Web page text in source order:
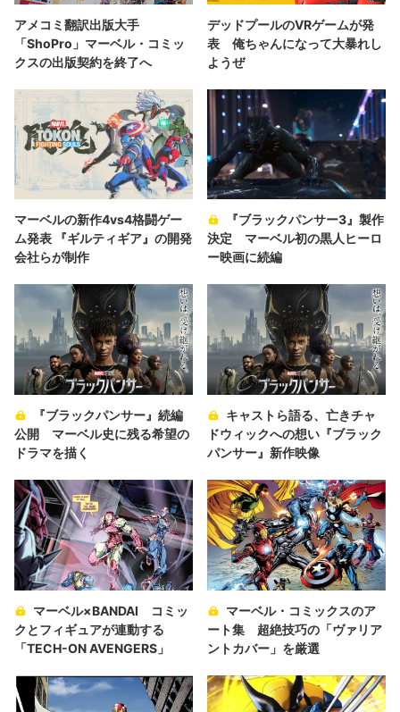
アメコミ翻訳出版大手
「ShoPro」マーベル・コミッ
クスの出版契約を終了へ
デッドプールのVRゲームが発
表 俺ちゃんになって大暴れし
ようぜ
マーベルの新作4vs4格闘ゲー
ム発表 『ギルティギア』の開発
会社らが制作
『ブラックパンサー3』製作
決定 マーベル初の黒人ヒーロ
ー映画に続編
『ブラックパンサー』続編
公開 マーベル史に残る希望の
ドラマを描く
キャストら語る、亡きチャ
ドウィックへの想い『ブラック
パンサー』新作映像
マーベル×BANDAI コミッ
クとフィギュアが連動する
「TECH-ON AVENGERS」
マーベル・コミックスのア
ート集 超絶技巧の「ヴァリア
ントカバー」を厳選